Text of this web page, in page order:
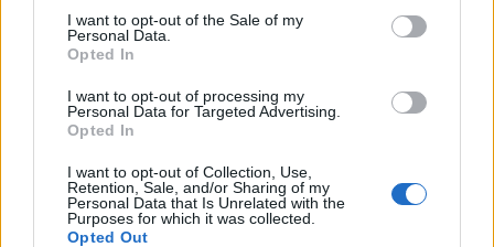
consent section.
I want to opt-out of the Sale of my
Personal Data.
Opted In
I want to opt-out of processing my
Personal Data for Targeted Advertising.
Opted In
I want to opt-out of Collection, Use,
Retention, Sale, and/or Sharing of my
Personal Data that Is Unrelated with the
Purposes for which it was collected.
Opted Out
miles de millones de metros cúbicos por debajo del
promedio histórico de julio. Este déficit del 4% es
variaciones en el clima son factores que deben
del agua.